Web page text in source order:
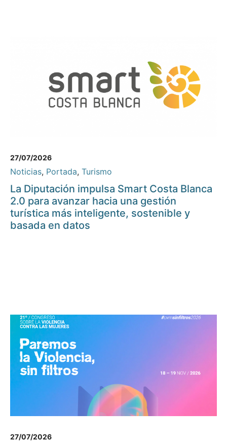
27/07/2026
Noticias, Portada, Turismo
La Diputación impulsa Smart Costa Blanca
2.0 para avanzar hacia una gestión
turística más inteligente, sostenible y
basada en datos
27/07/2026